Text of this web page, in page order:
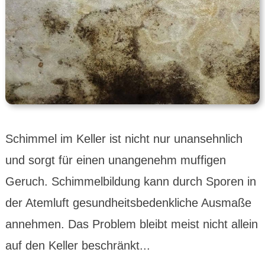
Schimmel im Keller ist nicht nur unansehnlich
und sorgt für einen unangenehm muffigen
Geruch. Schimmelbildung kann durch Sporen in
der Atemluft gesundheitsbedenkliche Ausmaße
annehmen. Das Problem bleibt meist nicht allein
auf den Keller beschränkt...